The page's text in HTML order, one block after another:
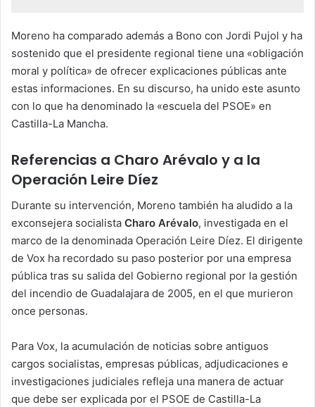
Moreno ha comparado además a Bono con Jordi Pujol y ha
sostenido que el presidente regional tiene una «obligación
moral y política» de ofrecer explicaciones públicas ante
estas informaciones. En su discurso, ha unido este asunto
con lo que ha denominado la «escuela del PSOE» en
Castilla-La Mancha.
Referencias a Charo Arévalo y a la
Operación Leire Díez
Durante su intervención, Moreno también ha aludido a la
exconsejera socialista Charo Arévalo, investigada en el
marco de la denominada Operación Leire Díez. El dirigente
de Vox ha recordado su paso posterior por una empresa
pública tras su salida del Gobierno regional por la gestión
del incendio de Guadalajara de 2005, en el que murieron
once personas.
Para Vox, la acumulación de noticias sobre antiguos
cargos socialistas, empresas públicas, adjudicaciones e
investigaciones judiciales refleja una manera de actuar
que debe ser explicada por el PSOE de Castilla-La